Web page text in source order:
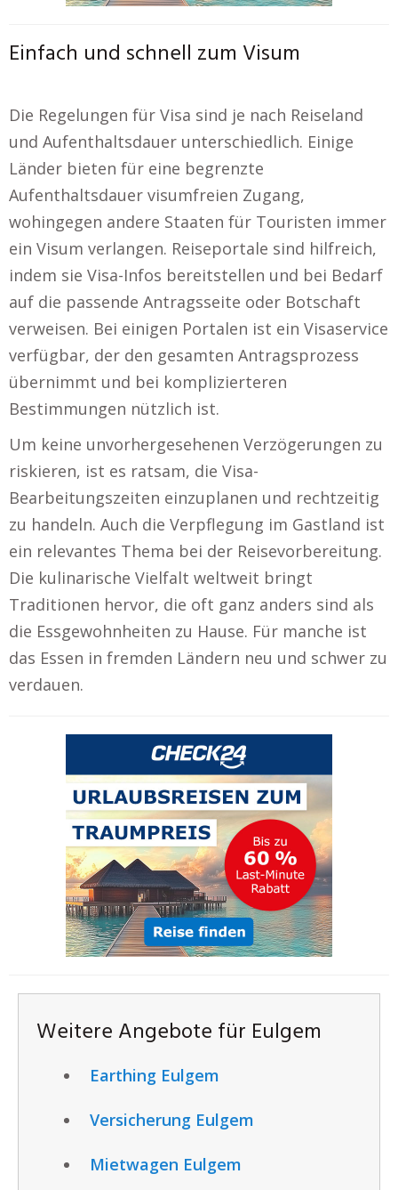
Einfach und schnell zum Visum
Die Regelungen für Visa sind je nach Reiseland
und Aufenthaltsdauer unterschiedlich. Einige
Länder bieten für eine begrenzte
Aufenthaltsdauer visumfreien Zugang,
wohingegen andere Staaten für Touristen immer
ein Visum verlangen. Reiseportale sind hilfreich,
indem sie Visa-Infos bereitstellen und bei Bedarf
auf die passende Antragsseite oder Botschaft
verweisen. Bei einigen Portalen ist ein Visaservice
verfügbar, der den gesamten Antragsprozess
übernimmt und bei komplizierteren
Bestimmungen nützlich ist.
Um keine unvorhergesehenen Verzögerungen zu
riskieren, ist es ratsam, die Visa-
Bearbeitungszeiten einzuplanen und rechtzeitig
zu handeln. Auch die Verpflegung im Gastland ist
ein relevantes Thema bei der Reisevorbereitung.
Die kulinarische Vielfalt weltweit bringt
Traditionen hervor, die oft ganz anders sind als
die Essgewohnheiten zu Hause. Für manche ist
das Essen in fremden Ländern neu und schwer zu
verdauen.
Weitere Angebote für Eulgem
Earthing Eulgem
Versicherung Eulgem
Mietwagen Eulgem